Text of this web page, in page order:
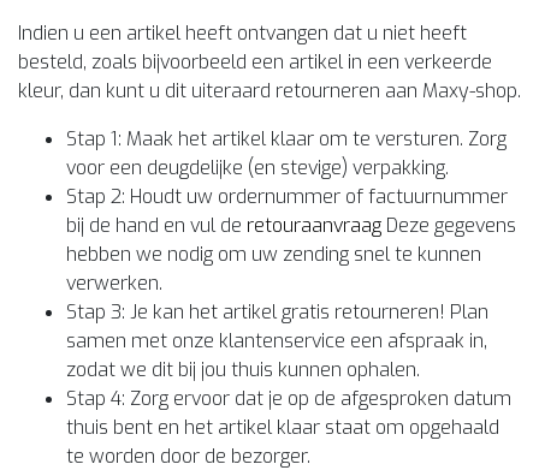
Indien u een artikel heeft ontvangen dat u niet heeft
besteld, zoals bijvoorbeeld een artikel in een verkeerde
kleur, dan kunt u dit uiteraard retourneren aan Maxy-shop.
Stap 1: Maak het artikel klaar om te versturen. Zorg
voor een deugdelijke (en stevige) verpakking.
Stap 2: Houdt uw ordernummer of factuurnummer
bij de hand en vul de retouraanvraag Deze gegevens
hebben we nodig om uw zending snel te kunnen
verwerken.
Stap 3: Je kan het artikel gratis retourneren! Plan
samen met onze klantenservice een afspraak in,
zodat we dit bij jou thuis kunnen ophalen.
Stap 4: Zorg ervoor dat je op de afgesproken datum
thuis bent en het artikel klaar staat om opgehaald
te worden door de bezorger.